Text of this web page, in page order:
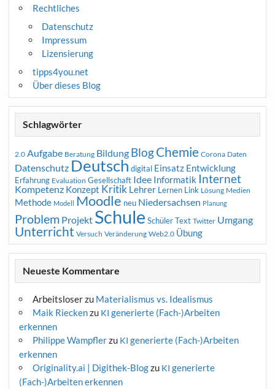
Rechtliches
Datenschutz
Impressum
Lizensierung
tipps4you.net
Über dieses Blog
Schlagwörter
2.0 Aufgabe Beratung Bildung BlogChemie Corona Daten
Datenschutz Deutsch digital Einsatz Entwicklung
Erfahrung Evaluation Gesellschaft Idee Informatik Internet
Kompetenz Konzept Kritik Lehrer Lernen Link Lösung Medien
Methode Modell Moodle neu Niedersachsen Planung
Problem Projekt Schule Schüler Text Twitter Umgang
Unterricht Versuch Veränderung Web2.0 Übung
Neueste Kommentare
Arbeitsloserzu Materialismus vs. Idealismus
Maik Rieckenzu KI generierte (Fach-)Arbeiten
erkennen
Philippe Wampflerzu KI generierte (Fach-)Arbeiten
erkennen
Originality.ai | Digithek-Blogzu KI generierte
(Fach-)Arbeiten erkennen